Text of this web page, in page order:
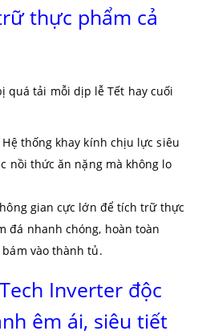
thực phẩm cả
quá tải mỗi dịp lễ Tết hay cuối
Hệ thống khay kính chịu lực siêu
nồi thức ăn nặng mà không lo
gian cực lớn để tích trữ thực
đá nhanh chóng, hoàn toàn
vào thành tủ.
Inverter độc
êm ái, siêu tiết